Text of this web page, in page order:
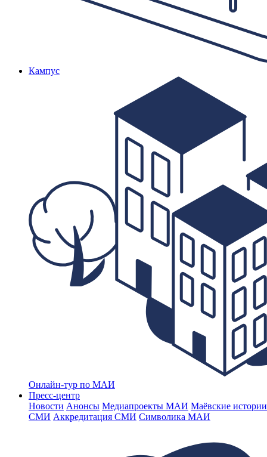
Кампус
Онлайн-тур по МАИ
Пресс-центр
Новости Анонсы Медиапроекты МАИ Маёвские
СМИ Аккредитация СМИ Символика МАИ